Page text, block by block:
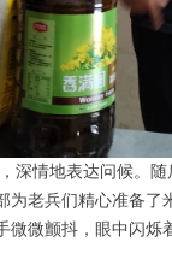
情地表达问候。随
老兵们精心准备
微颤抖，眼中闪